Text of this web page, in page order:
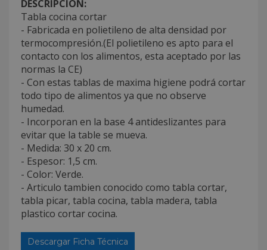
DESCRIPCIÓN:
Tabla cocina cortar
- Fabricada en polietileno de alta densidad por
termocompresión.(El polietileno es apto para el
contacto con los alimentos, esta aceptado por las
normas la CE)
- Con estas tablas de maxima higiene podrá cortar
todo tipo de alimentos ya que no observe
humedad.
- Incorporan en la base 4 antideslizantes para
evitar que la table se mueva.
- Medida: 30 x 20 cm.
- Espesor: 1,5 cm.
- Color: Verde.
- Articulo tambien conocido como tabla cortar,
tabla picar, tabla cocina, tabla madera, tabla
plastico cortar cocina.
Descargar Ficha Técnica